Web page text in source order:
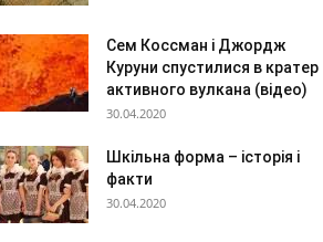
Сем Коссман і Джордж
Куруни спустилися в кратер
активного вулкана (відео)
30.04.2020
Шкільна форма – історія і
факти
30.04.2020